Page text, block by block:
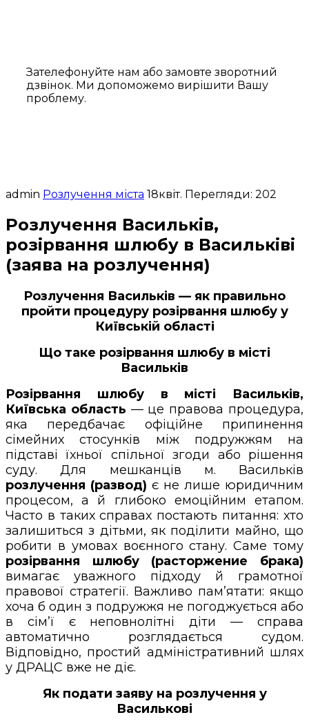
Зателефонуйте нам або замовте зворотний
дзвінок. Ми допоможемо вирішити Вашу
проблему.
admin Розлучення міста 18квіт. Перегляди: 202
Розлучення Васильків,
розірвання шлюбу в Васильківі
(заява на розлучення)
Розлучення Васильків — як правильно
пройти процедуру розірвання шлюбу у
Київській області
Що таке розірвання шлюбу в місті
Васильків
Розірвання шлюбу в місті Васильків,
Київська область — це правова процедура,
яка передбачає офіційне припинення
сімейних стосунків між подружжям на
підставі їхньої спільної згоди або рішення
суду. Для мешканців м. Васильків
розлучення (развод) є не лише юридичним
процесом, а й глибоко емоційним етапом.
Часто в таких справах постають питання: хто
залишиться з дітьми, як поділити майно, що
робити в умовах воєнного стану. Саме тому
розірвання шлюбу (расторжение брака)
вимагає уважного підходу й грамотної
правової стратегії. Важливо пам’ятати: якщо
хоча б один з подружжя не погоджується або
в сім’ї є неповнолітні діти — справа
автоматично розглядається судом.
Відповідно, простий адміністративний шлях
у ДРАЦС вже не діє.
Як подати заяву на розлучення у
Василькові